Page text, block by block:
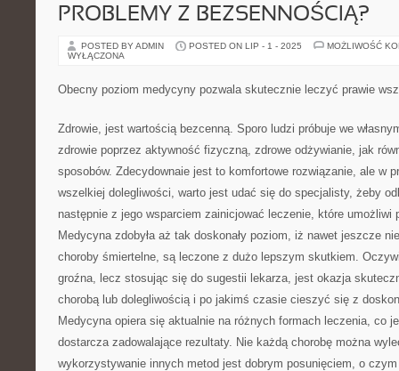
PROBLEMY Z BEZSENNOŚCIĄ?
POSTED BY ADMIN POSTED ON LIP - 1 - 2025
MOŻLIWOŚĆ
WYŁĄCZONA
Obecny poziom medycyny pozwala skutecznie leczyć prawie
Zdrowie, jest wartością bezcenną. Sporo ludzi próbuje we
zdrowie poprzez aktywność fizyczną, zdrowe odżywianie, jak
sposobów. Zdecydownaie jest to komfortowe rozwiązanie, ale w
wszelkiej dolegliwości, warto jest udać się do specjalisty, żeby
następnie z jego wsparciem zainicjować leczenie, które umożliwi
Medycyna zdobyła aż tak doskonały poziom, iż nawet jeszcze
choroby śmiertelne, są leczone z dużo lepszym skutkiem.
groźna, lecz stosując się do sugestii lekarza, jest okazja
chorobą lub dolegliwością i po jakimś czasie cieszyć się z
Medycyna opiera się aktualnie na różnych formach leczenia, co
dostarcza zadowalające rezultaty. Nie każdą chorobę można
wykorzystywanie innych metod jest dobrym posunięciem, o